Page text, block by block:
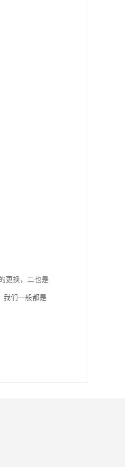
更换，二也是
我们一般都是